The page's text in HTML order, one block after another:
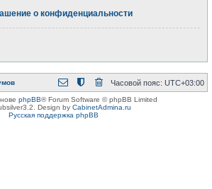
о конфиденциальности
Часовой пояс: UTC+03:00
phpBB® Forum Software © phpBB Limited
Design by CabinetAdmina.ru
Русская поддержка phpBB